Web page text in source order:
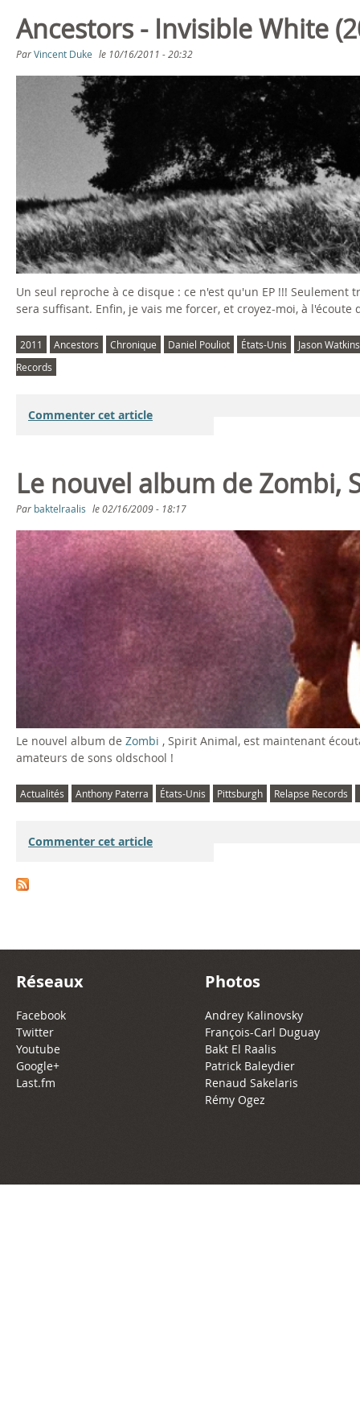
Ancestors - Invisible White
ParVincent Duke le 10/16/2011 - 20:32
Un seul reproche à ce disque : ce n'est qu'un EP !!!
sera suffisant. Enfin, je vais me forcer, et croyez-moi, à
2011 Ancestors Chronique Daniel Pouliot États-Unis
Jason Watkins
Records
Commenter cet article
Le nouvel album de Zombi,
Par baktelraalis le02/16/2009 - 18:17
Le nouvel album de Zombi , Spirit Animal, est maintenant
amateurs de sons oldschool !
Actualités Anthony Paterra États-Unis Pittsburgh Relapse Records
Commenter cet article
Réseaux
Facebook
Twitter
Youtube
Google+
Last.fm
Photos
Andrey Kalinovsky
François-Carl Duguay
Bakt El Raalis
Patrick Baleydier
Renaud Sakelaris
Rémy Ogez